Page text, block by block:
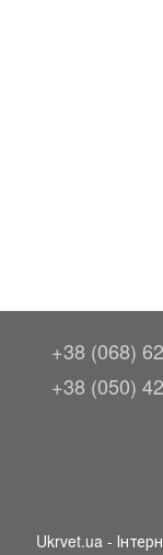
+38 (068)
+38 (050)
Ukrvet.ua -